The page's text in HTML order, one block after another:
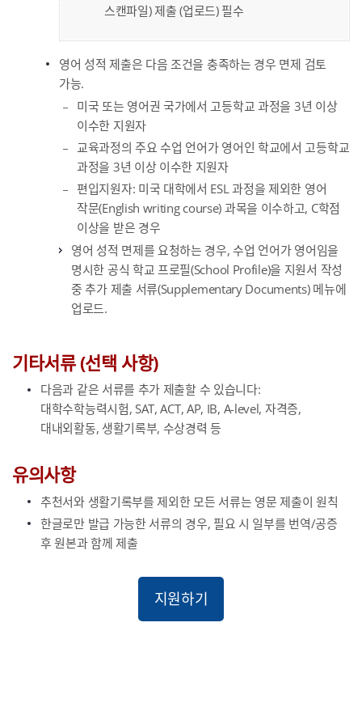
스캔파일) 제출 (업로드) 필수
영어 성적 제출은 다음 조건을 충족하는 경우 면제 검토
가능.
미국 또는 영어권 국가에서 고등학교 과정을 3년 이상
이수한 지원자
교육과정의 주요 수업 언어가 영어인 학교에서 고등학교
과정을 3년 이상 이수한 지원자
편입지원자: 미국 대학에서 ESL 과정을 제외한 영어
작문(English writing course) 과목을 이수하고, C학점
이상을 받은 경우
영어 성적 면제를 요청하는 경우, 수업 언어가 영어임을
명시한 공식 학교 프로필(School Profile)을 지원서 작성
중 추가 제출 서류(Supplementary Documents) 메뉴에
업로드.
기타서류 (선택 사항)
다음과 같은 서류를 추가 제출할 수 있습니다:
대학수학능력시험, SAT, ACT, AP, IB, A-level, 자격증,
대내외활동, 생활기록부, 수상경력 등
유의사항
추천서와 생활기록부를 제외한 모든 서류는 영문 제출이 원칙
한글로만 발급 가능한 서류의 경우, 필요 시 일부를 번역/공증
후 원본과 함께 제출
지원하기